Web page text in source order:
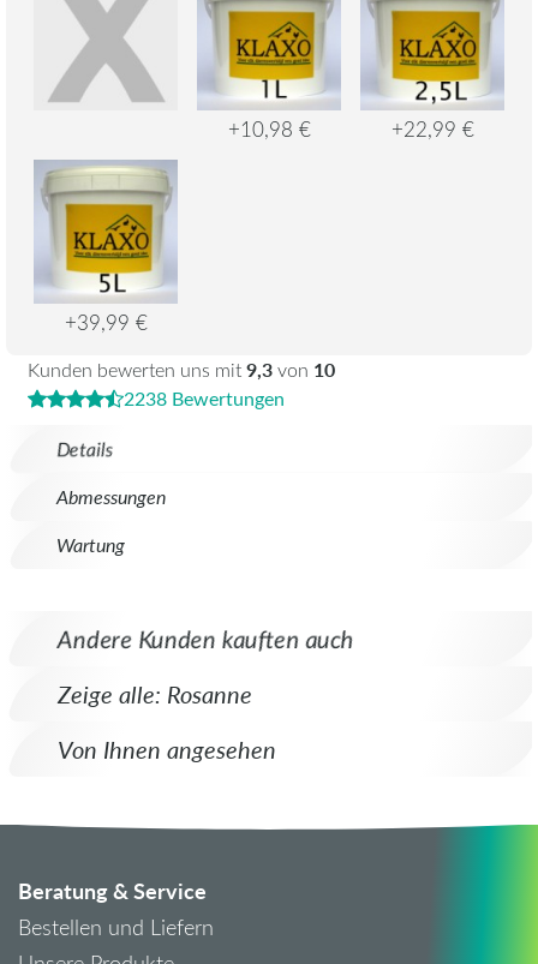
Details
Abmessungen
Wartung
Kunden bewerten uns mit9,3von 10
2238 Bewertungen
+10,98 € +22,99 €
+39,99 €
Andere Kunden kauften auch
Zeige alle: Rosanne
Von Ihnen angesehen
Beratung & Service
Bestellen und Liefern